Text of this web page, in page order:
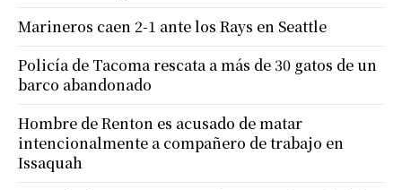
Marineros caen 2-1 ante los Rays en Seattle
Policía de Tacoma rescata a más de 30 gatos de un
barco abandonado
Hombre de Renton es acusado de matar
intencionalmente a compañero de trabajo en
Issaquah